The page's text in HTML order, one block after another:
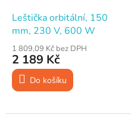
Leštička orbitální, 150
mm, 230 V, 600 W
1 809,09 Kč bez DPH
2 189 Kč
Do košíku